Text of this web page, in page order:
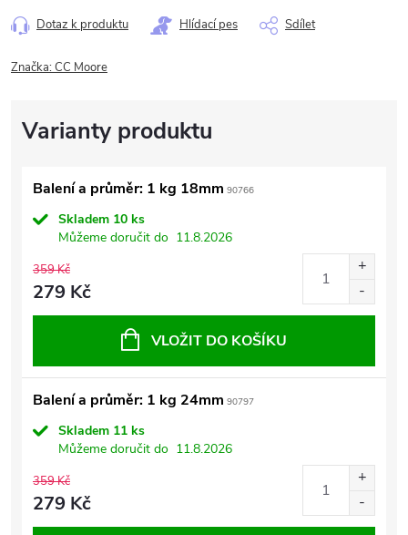
Dotaz k produktu Hlídací pes Sdílet
Značka:CC Moore
Balení a průměr: 1 kg 18mm 90766
Skladem 10 ks
Můžeme doručit do 11.8.2026
359 Kč
279 Kč
VLOŽIT DO KOŠÍKU
Balení a průměr: 1 kg 24mm 90797
Skladem 11 ks
Můžeme doručit do 11.8.2026
359 Kč
279 Kč